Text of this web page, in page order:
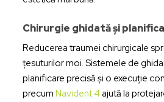
Chirurgie ghidată și
Reducerea traumei chirurgicale
țesuturilor moi. Sistemele de
planificare precisă și o execuție
precum Navident 4ajută la